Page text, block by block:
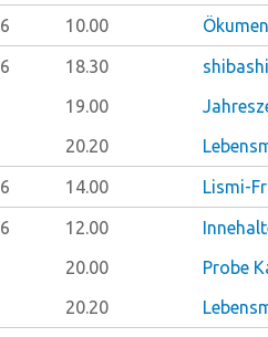
10.00
18.30
19.00
20.20
14.00 Lismi-
12.00
20.00
Probe
20.20